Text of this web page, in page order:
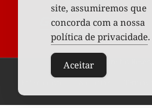
Todos os Direitos
site, assumiremos que
concorda com a nossa
política de privacidade.
Aceitar